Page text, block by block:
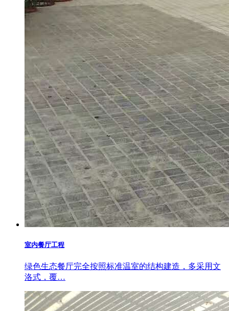
室内餐厅工程
绿色生态餐厅完全按照标准温室的结构建造，多采用文
洛式，覆…